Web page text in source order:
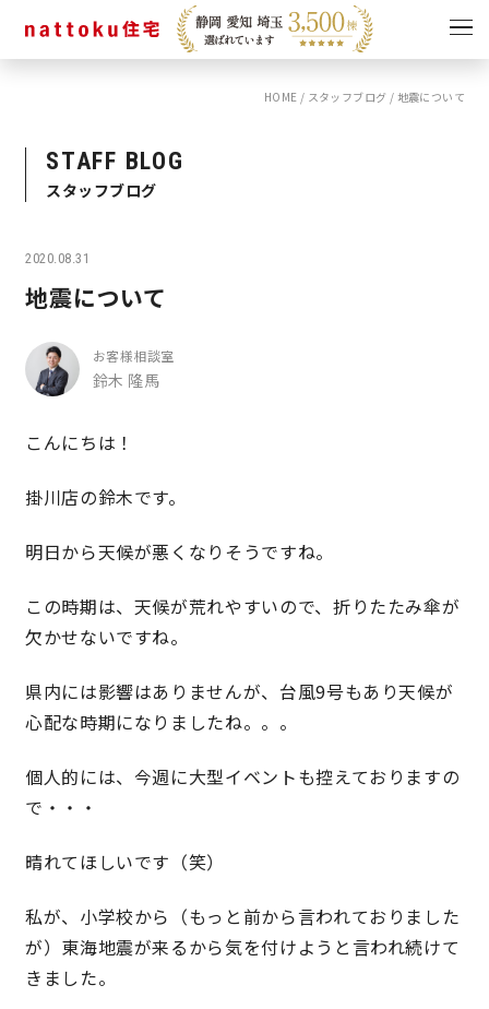
キャンペーン
ショールーム
スタッフブログ
営業時間／10:00～20:00 定休日／年末年始
OWNER’S SITE オーナーズサイト
グループコーポレートサイト
nattoku住宅 10のこだわり
HOME / スタッフブログ / 地震について
STAFF BLOG
スタッフブログ
2020.08.31
地震について
お客様相談室
鈴木 隆馬
こんにちは！
掛川店の鈴木です。
明日から天候が悪くなりそうですね。
この時期は、天候が荒れやすいので、折りたたみ傘が
欠かせないですね。
県内には影響はありませんが、台風9号もあり天候が
心配な時期になりましたね。。。
個人的には、今週に大型イベントも控えておりますの
で・・・
晴れてほしいです（笑）
私が、小学校から（もっと前から言われておりました
が）東海地震が来るから気を付けようと言われ続けて
きました。